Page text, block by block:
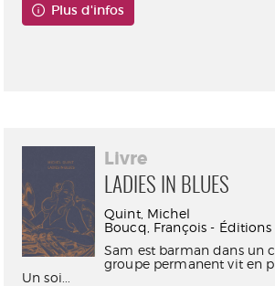
Plus d'infos
Livre
LADIES IN BLUES
Quint, Michel
Boucq, François -
Sam est barman dans un
groupe permanent vit en
Un soi...